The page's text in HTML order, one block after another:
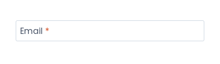
Email *